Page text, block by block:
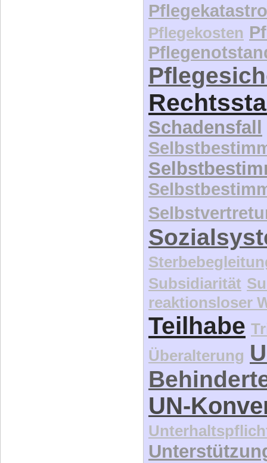
Pflegekosten
Schadensfall
Subsidiarität
reaktionsloser
Teilhabe
Überalterung
UN-